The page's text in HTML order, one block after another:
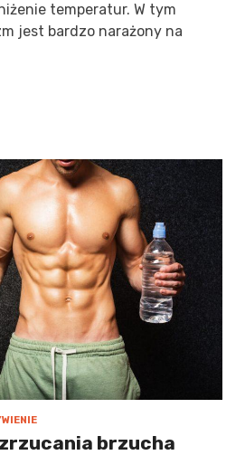
temperatur. W tym
jest bardzo narażony na
brzucha